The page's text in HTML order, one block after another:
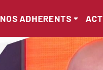
NOS ADHERENTS